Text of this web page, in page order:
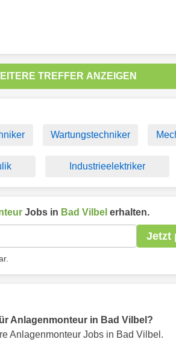
TREFFER ANZEIGEN
Wartungstechniker
Industrieelektriker
Jobs in Bad Vilbel erhalten.
Jetzt
Anlagenmonteur in Bad Vilbel?
Anlagenmonteur Jobs in Bad Vilbel.